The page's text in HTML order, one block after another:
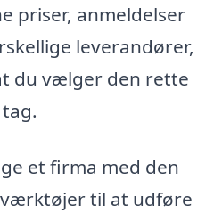
priser, anmeldelser
leverandører,
du vælger den rette
et firma med den
til at udføre